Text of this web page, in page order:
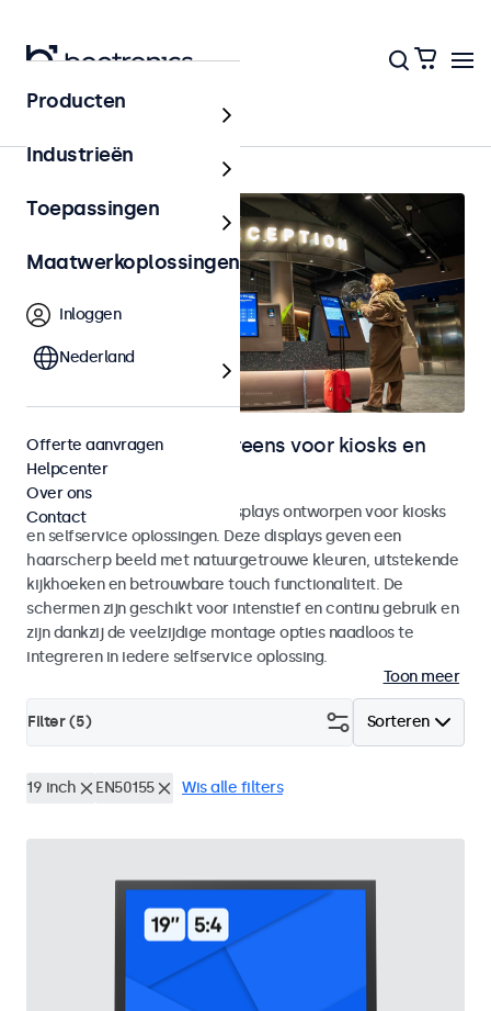
Kiosks & Self-Service
Monitoren en touchscreens voor kiosks en
selfservice
Monitoren en touchscreen displays ontworpen voor kiosks
en selfservice oplossingen. Deze displays geven een
haarscherp beeld met natuurgetrouwe kleuren, uitstekende
kijkhoeken en betrouwbare touch functionaliteit. De
schermen zijn geschikt voor intenstief en continu gebruik en
zijn dankzij de veelzijdige montage opties naadloos te
integreren in iedere selfservice oplossing.
Toon meer
Sorteren
Filter (5)
19 inch EN50155 Wis alle filters
Producten
Industrieën
Toepassingen
Maatwerkoplossingen
Inloggen
Nederland
Offerte aanvragen
Helpcenter
Over ons
Contact